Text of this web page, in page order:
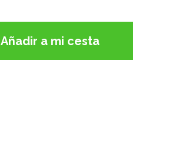
Añadir a mi cesta